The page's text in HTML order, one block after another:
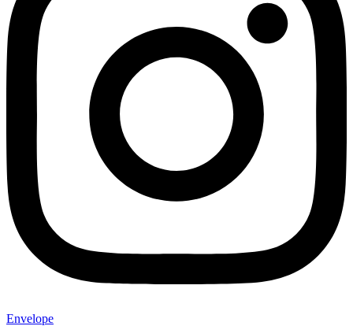
Envelope